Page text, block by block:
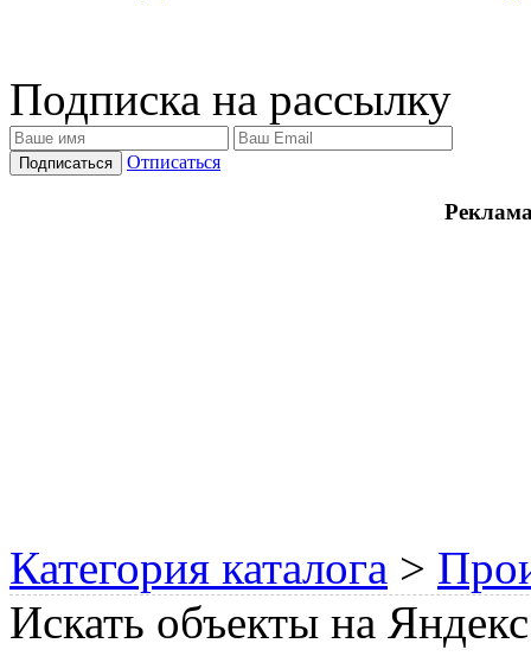
Подписка на рассылку
Отписаться
Категория каталога >
Искать объекты на